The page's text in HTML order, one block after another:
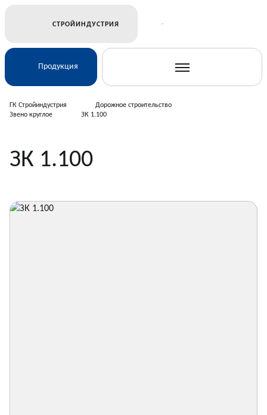
СТРОЙИНДУСТРИЯ
Продукция
Электросетевое строительство
ГК Стройиндустрия
Дорожное строительство
Звено круглое
ЗК 1.100
ЗК 1.100